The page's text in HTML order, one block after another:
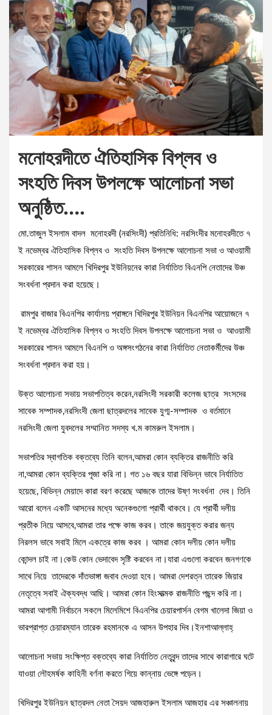
মনোহরদীতে ঐতিহাসিক বিপ্লব ও
সংহতি দিবস উপলক্ষে আলোচনা সভা
অনুষ্ঠিত….
মো.তাজুল ইসলাম বাদল মনোহরদী (নরসিংদী) প্রতিনিধি: নরসিংদীর মনোহরদীতে ৭
ই নভেম্বর ঐতিহাসিক বিপ্লব ও সংহতি দিবস উপলক্ষে আলোচনা সভা ও আওয়ামী
সরকারের শাসন আমলে খিদিরপুর ইউনিয়নের কারা নির্যাতিত বিএনপি নেতাদের উঞ্চ
সংবর্ধনা প্রদান করা হয়েছে।
রামপুর বাজার বিএনপির কার্যালয় প্রাঙ্গনে খিদিরপুর ইউনিয়ন বিএনপির আয়োজনে ৭
ই নভেম্বর ঐতিহাসিক বিপ্লব ও সংহতি দিবস উপলক্ষে আলোচনা সভা ও আওয়ামী
সরকারের শাসন আমলে বিএনপি ও অঙ্গসংগঠনের কারা নির্যাতিত নেতাকর্মীদের উঞ্চ
সংবর্ধনা প্রদান করা হয়।
উক্ত আলোচনা সভায় সভাপতিত্ব করেন,নরসিংদী সরকারী কলেজ ছাত্র সংসদের
সাবেক সম্পাদক,নরসিংদী জেলা ছাত্রদলের সাবেক যুগ্ম-সম্পাদক ও বর্তমানে
নরসিংদী জেলা যুবদলের সম্মানিত সদস্য খ.ম কামরুল ইসলাম।
সভাপতির স্বাগতিক বক্তব্যে তিনি বলেন,আমরা কোন ব্যক্তির রাজনীতি করি
না,আমরা কোন ব্যক্তির পূজা করি না। গত ১৬ বছর যারা বিভিন্ন ভাবে নির্যাতিত
হয়েছে, বিভিন্ন মেয়াদে কারা বরণ করেছে আজকে তাদের উষ্ণ সংবর্ধনা দেব। তিনি
আরো বলেন একটি আসনের মধ্যে অনেকগুলো প্রার্থী থাকবে। যে প্রার্থী দলীয়
প্রতীক নিয়ে আসবে,আমরা তার পক্ষে কাজ করব। তাকে জয়যুক্ত করার জন্য
নিরলস ভাবে সবাই মিলে একত্রে কাজ করব । আমরা কোন দলীয় কোন দলীয়
কোন্দল চাই না।কেউ কোন ভেদাবেদ সৃষ্টি করবেন না।যারা এগুলো করবেন জনগণকে
সাথে নিয়ে তাদেরকে দাঁতভাঙ্গা জবাব দেওয়া হবে। আমরা দেশরত্ন তারেক জিয়ার
নেতৃত্বে সবাই ঐক্যবদ্ধ আছি। আমরা কোন হিংসাত্মক রাজনীতি পছন্দ করি না।
আমরা আগামী নির্বাচনে সকলে মিলেমিশে বিএনপির চেয়ারপার্সন বেগম খালেদা জিয়া ও
ভারপ্রাপ্ত চেয়ারম্যান তারেক রহমানকে এ আসন উপহার দিব।ইনশাআল্লাহ্
আলোচনা সভায় সংক্ষিপ্ত বক্তব্যে কারা নির্যাতিত নেতৃবৃন্দ তাদের সাথে কারাগারে ঘটে
যাওয়া লৌহমর্ষক কাহিনী বর্ণনা করতে গিয়ে কান্নায় ভেঙ্গে পড়েন।
খিদিরপুর ইউনিয়ন ছাত্রদল নেতা সৈয়দ আজহারুল ইসলাম আজহার এর সঞ্চালনায়